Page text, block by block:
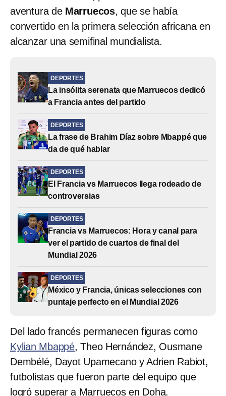
aventura de Marruecos, que se había
convertido en la primera selección africana en
alcanzar una semifinal mundialista.
DEPORTES
La insólita serenata que Marruecos dedicó
a Francia antes del partido
DEPORTES
La frase de Brahim Díaz sobre Mbappé que
da de qué hablar
DEPORTES
El Francia vs Marruecos llega rodeado de
controversias
DEPORTES
Francia vs Marruecos: Hora y canal para
ver el partido de cuartos de final del
Mundial 2026
DEPORTES
México y Francia, únicas selecciones con
puntaje perfecto en el Mundial 2026
Del lado francés permanecen figuras como
Kylian Mbappé, Theo Hernández, Ousmane
Dembélé, Dayot Upamecano y Adrien Rabiot,
futbolistas que fueron parte del equipo que
logró superar a Marruecos en Doha.